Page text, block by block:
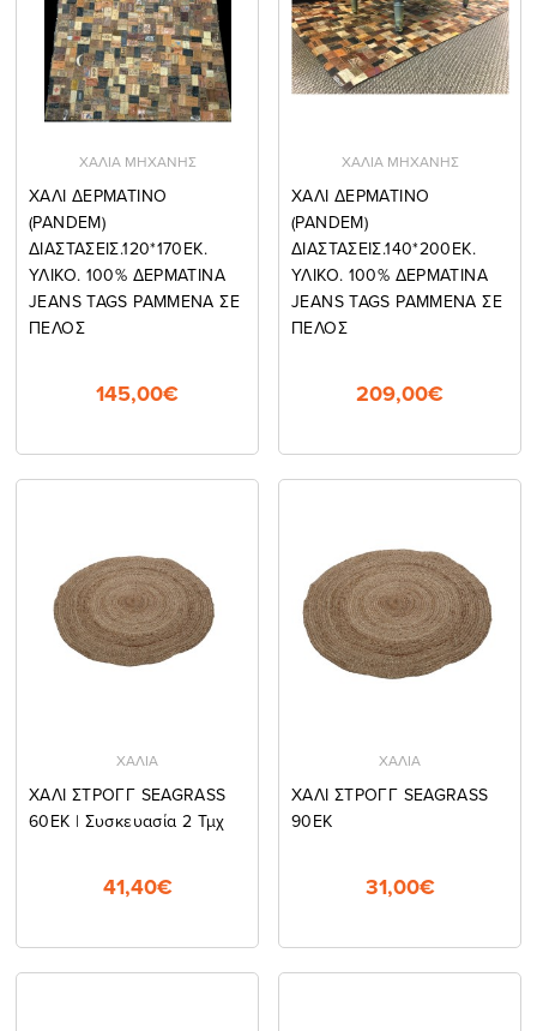
ΧΑΛΙΑ ΜΗΧΑΝΗΣ
ΧΑΛΙ ΔΕΡΜΑΤΙΝΟ
(PANDEM)
ΔΙΑΣΤΑΣΕΙΣ.120*170ΕΚ.
ΥΛΙΚΟ. 100% ΔΕΡΜΑΤΙΝΑ
JEANS TAGS ΡΑΜΜΕΝΑ ΣΕ
ΠΕΛΟΣ
145,00€
ΧΑΛΙΑ ΜΗΧΑΝΗΣ
ΧΑΛΙ ΔΕΡΜΑΤΙΝΟ
(PANDEM)
ΔΙΑΣΤΑΣΕΙΣ.140*200ΕΚ.
ΥΛΙΚΟ. 100% ΔΕΡΜΑΤΙΝΑ
JEANS TAGS ΡΑΜΜΕΝΑ ΣΕ
ΠΕΛΟΣ
209,00€
ΧΑΛΙΑ
ΧΑΛΙ ΣΤΡΟΓΓ SEAGRASS
60EK | Συσκευασία 2 Τμχ
41,40€
ΧΑΛΙΑ
ΧΑΛΙ ΣΤΡΟΓΓ SEAGRASS
90EK
31,00€